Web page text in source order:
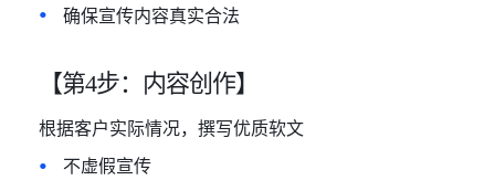
• 确保宣传内容真实合法
【第4步： 内容创作】
根据客户实际情况，撰写优质软文
• 不虚假宣传